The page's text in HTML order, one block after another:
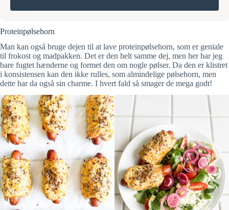
Proteinpølsehorn
Man kan også bruge dejen til at lave proteinpølsehorn, som er geniale
til frokost og madpakken. Det er den helt samme dej, men her har jeg
bare fugtet hænderne og formet den om nogle pølser. Da den er klistret
i konsistensen kan den ikke rulles, som almindelige pølsehorn, men
dette har da også sin charme. I hvert fald så smager de mega godt!